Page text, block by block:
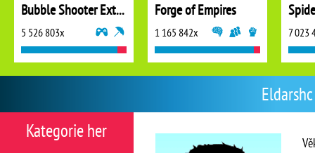
Kategorie her
Bubble Shooter Extreme
5 526 803x
Forge of Empires
1 165 842x 7 023